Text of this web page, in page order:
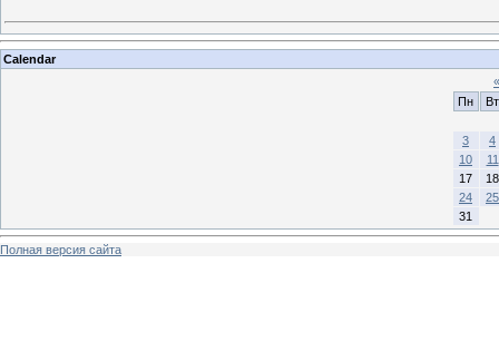
Calendar
«
Пн
Вт
3
4
10
11
17
18
24
25
31
Полная версия сайта